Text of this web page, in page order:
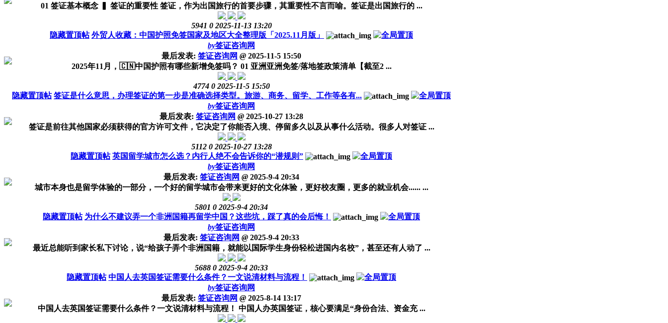
01 签证基本概念 ▍ 签证的重要性 签证，作为出国旅行的首要步骤，其重要性不言而喻。签证是出国旅行的 ...
5941 0 2025-11-13 13:20
隐藏置顶帖 外贸人收藏：中国护照免签国家及地区大全整理版「2025.11月版」
by签证咨询网
最后发表: 签证咨询网 @ 2025-11-5 15:50
2025年11月，🇨🇳中国护照有哪些新增免签吗？ 01 亚洲亚洲免签/落地签政策清单【截至2 ...
4774 0 2025-11-5 15:50
隐藏置顶帖 签证是什么意思，办理签证的第一步是准确选择类型。旅游、商务、留学、工作等各有...
by签证咨询网
最后发表: 签证咨询网 @ 2025-10-27 13:28
签证是前往其他国家必须获得的官方许可文件，它决定了你能否入境、停留多久以及从事什么活动。很多人对签证 ...
5112 0 2025-10-27 13:28
隐藏置顶帖 英国留学城市怎么选？内行人绝不会告诉你的“潜规则”
by签证咨询网
最后发表: 签证咨询网 @ 2025-9-4 20:34
城市本身也是留学体验的一部分，一个好的留学城市会带来更好的文化体验，更好校友圈，更多的就业机会...... ...
5801 0 2025-9-4 20:34
隐藏置顶帖 为什么不建议弄一个非洲国籍再留学中国？这些坑，踩了真的会后悔！
by签证咨询网
最后发表: 签证咨询网 @ 2025-9-4 20:33
最近总能听到家长私下讨论，说“给孩子弄个非洲国籍，就能以国际学生身份轻松进国内名校”，甚至还有人动了 ...
5688 0 2025-9-4 20:33
隐藏置顶帖 中国人去英国签证需要什么条件？一文说清材料与流程！
by签证咨询网
最后发表: 签证咨询网 @ 2025-8-14 13:17
中国人去英国签证需要什么条件？一文说清材料与流程！ 中国人办英国签证，核心要满足“身份合法、资金充 ...